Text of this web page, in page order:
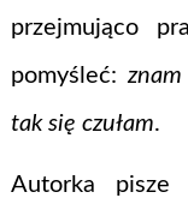
przejmująco
pomyśleć:
tak się czułam.
Autorka pisze